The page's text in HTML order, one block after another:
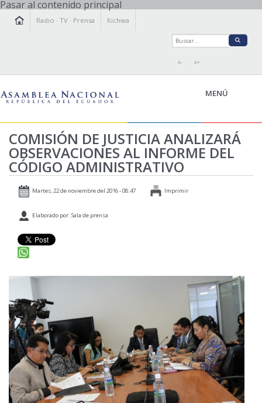
Pasar al contenido principal
Radio ·TV · Prensa Kichwa
A- A+
MENÚ
LA ASAMBLEA
LEGISLAMOS
FISCALIZAMOS
PRENSA
PARTICIPACIÓN
RELACIONES INTERNACIONALES
AGENDA
COMISIÓN DE JUSTICIA ANALIZARÁ
OBSERVACIONES AL INFORME DEL
CÓDIGO ADMINISTRATIVO
Martes, 22 de noviembre del 2016 - 08:47 Imprimir
Elaborado por: Sala de prensa